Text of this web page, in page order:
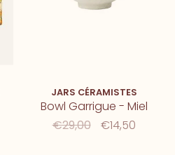
JARS CÉRAMISTES
Bowl Garrigue - Miel
€29,00
€14,50